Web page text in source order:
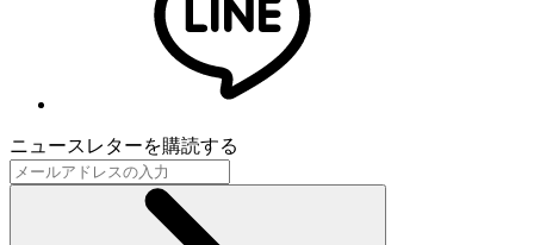
ニュースレターを購読する